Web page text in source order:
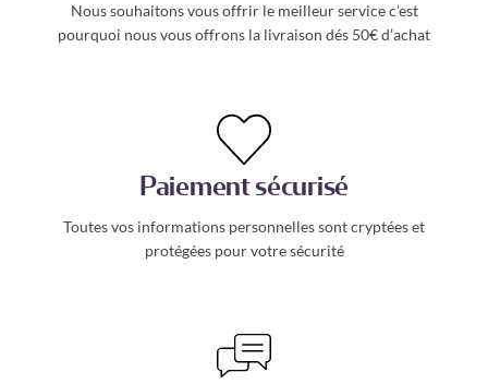
Nous souhaitons vous offrir le meilleur service c’est
pourquoi nous vous offrons la livraison dés 50€ d’achat
Paiement sécurisé
Toutes vos informations personnelles sont cryptées et
protégées pour votre sécurité